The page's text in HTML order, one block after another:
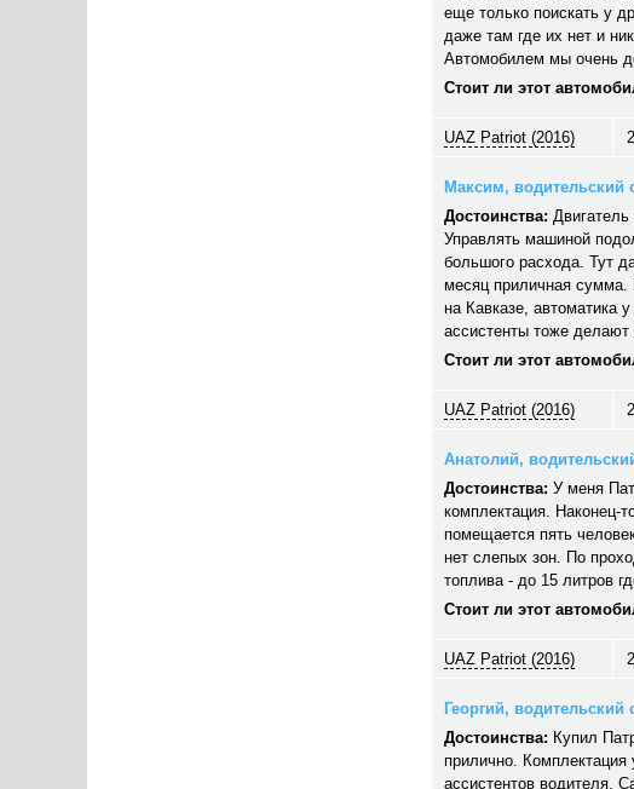
еще только поискать у
даже там где их нет и
Автомобилем мы очень
Стоит ли этот
UAZ Patriot (2016)
Максим, водительский
Достоинства:
Управлять машиной
большого расхода. Тут
месяц приличная
на Кавказе, автоматика
ассистенты тоже
Стоит ли этот
UAZ Patriot (2016)
Анатолий,
Достоинства: У меня
комплектация. Наконец-
помещается пять
нет слепых зон. По
топлива - до 15 литров
Стоит ли этот
UAZ Patriot (2016)
Георгий, водительский
Достоинства: Купил
прилично.
ассистентов водителя.